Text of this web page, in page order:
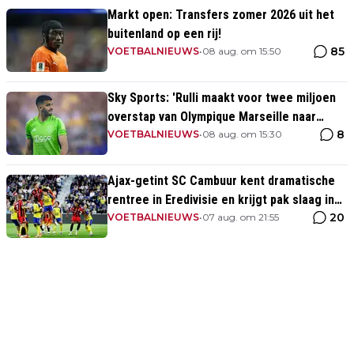
Markt open: Transfers zomer 2026 uit het
buitenland op een rij!
VOETBALNIEUWS•08 aug. om 15:50 85
Sky Sports: 'Rulli maakt voor twee miljoen
overstap van Olympique Marseille naar
Manchester City'
VOETBALNIEUWS•08 aug. om 15:30 8
Ajax-getint SC Cambuur kent dramatische
rentree in Eredivisie en krijgt pak slaag in
eigen huis
VOETBALNIEUWS•07 aug. om 21:55 20